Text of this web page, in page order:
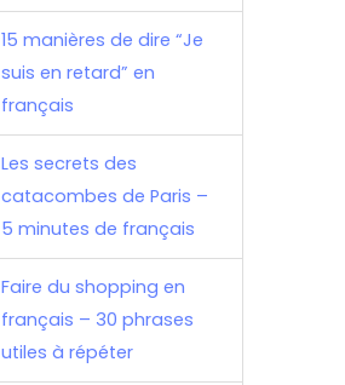
15 manières de dire “Je
suis en retard” en
français
Les secrets des
catacombes de Paris –
5 minutes de français
Faire du shopping en
français – 30 phrases
utiles à répéter